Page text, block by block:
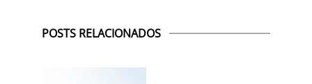
POSTS RELACIONADOS